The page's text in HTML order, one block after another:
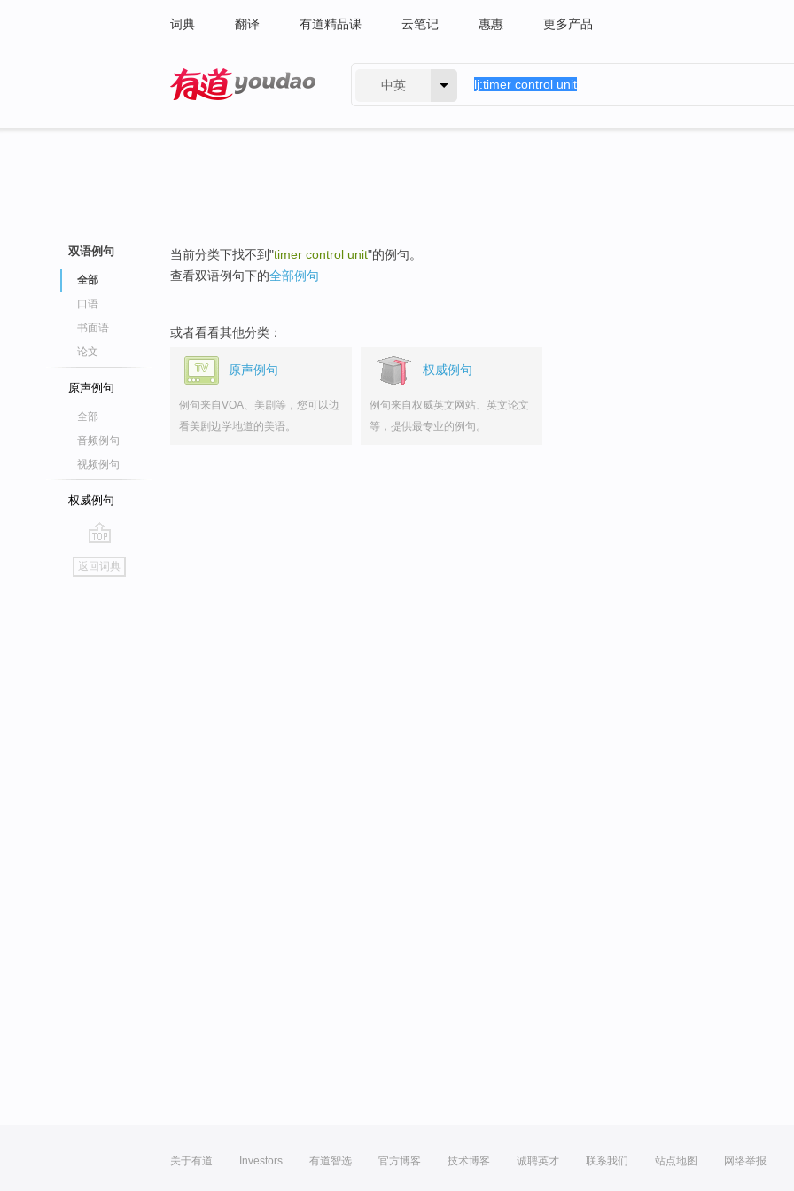
词典 翻译 有道精品课 云笔记 惠惠 更多产品
中英
双语例句
全部
口语
书面语
论文
原声例句
全部
音频例句
视频例句
权威例句
go
top
返回词典
当前分类下找不到"timer control unit"的例句。
查看双语例句下的全部例句
或者看看其他分类：
原声例句
例句来自VOA、美剧等，您可以边
看美剧边学地道的美语。
权威例句
例句来自权威英文网站、英文论文
等，提供最专业的例句。
关于有道 Investors 有道智选 官方博客 技术博客 诚聘英才 联系我们 站点地图 网络举报